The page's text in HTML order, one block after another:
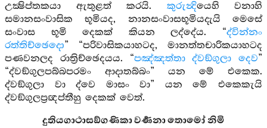
උක්‍ෂිප්තකයා ඇතුළත් කරයි. කුරුන්‍දියෙහි වනාහි
සමානසංවාසික භූමියද, නානසංවාසභූමියදැයි මෙසේ
සංවාස භූමි දෙකක් කියන ලද්දේය. “ද්වින්නං
රත්තිච්ඡෙදො” “පරිවාසිකයාහටද, මානත්තචාරිකයාහටද
පණවනලද රාත්‍රිච්ඡෙදයය. “පඤ්ඤත්තා ද්වඞ්ගුලා දෙව”
“ද්වඞ්ගුලපබ්බපරමං ආදාතබ්බං” යන මේ එකෙක.
ද්වඞ්ගුලා වා ද්වෙ මාසං වා” යන මේ එකෙකැයි
ද්වඞ්ගුලප්‍රඥප්තීහු දෙකක් වෙත්.
දුතියගාථාසඞ්ගණිකා වර්‍ණනා තොමෝ නිමි